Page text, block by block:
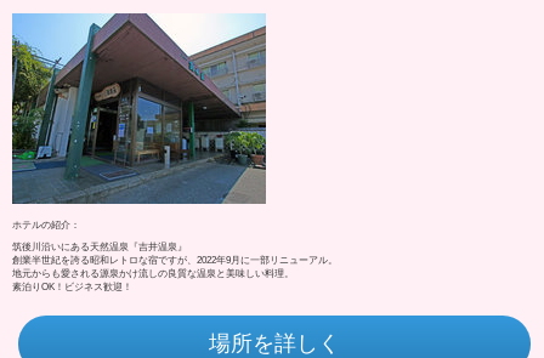
ホテルの紹介：
筑後川沿いにある天然温泉『吉井温泉』
創業半世紀を誇る昭和レトロな宿ですが、2022年9月に一部リニューアル。
地元からも愛される源泉かけ流しの良質な温泉と美味しい料理。
素泊りOK！ビジネス歓迎！
場所を詳しく